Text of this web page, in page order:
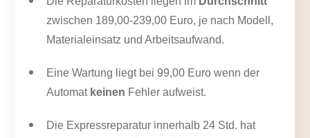
zwischen 189,00-239,00 Euro, je nach Modell,
Materialeinsatz und Arbeitsaufwand.
Eine Wartung liegt bei 99,00 Euro wenn der
Automat keinen Fehler aufweist.
Die Expressreparatur innerhalb 24 Std. hat